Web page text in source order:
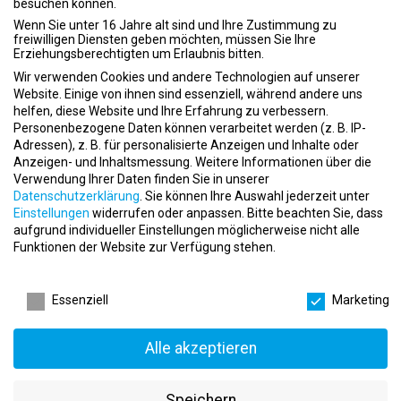
Komplette Übernahme der Ausbildungsgebühren
Unterstützung bei Fahrt- und Übernachtungskosten zur
Berufsschule
35 Stunden pro Woche praktische Erfahrung im Studioalltag
Möglichkeit zur frühzeitigen Übernahme von Verantwortung
durch das Trainee Clubmanagement Programm
Attraktive Karriereperspektiven in einem expandierenden
Unternehmen
Flache Hierarchien und schnelle Entscheidungswege
Mitarbeiterrabatte bei zahlreichen Partnern
Regelmäßige Teamevents
Kostenloses Training in allen McFIT, Gold’s Gym und JOHN REED
Studios europaweit
Im Studio übernimmst Du abwechslungsreiche Tätigkeiten:
Durchführung von Group Workouts und Live-Kursen
Beratung zu Angeboten, Services und Produkten
besuchen können.
Wenn Sie unter 16 Jahre alt sind und Ihre Zustimmung zu
freiwilligen Diensten geben möchten, müssen Sie Ihre
Erziehungsberechtigten um Erlaubnis bitten.
Wir verwenden Cookies und andere Technologien auf unserer
Website. Einige von ihnen sind essenziell, während andere uns
helfen, diese Website und Ihre Erfahrung zu verbessern.
Personenbezogene Daten können verarbeitet werden (z. B. IP-
Adressen), z. B. für personalisierte Anzeigen und Inhalte oder
Anzeigen- und Inhaltsmessung. Weitere Informationen über die
Verwendung Ihrer Daten finden Sie in unserer
Datenschutzerklärung Sie können Ihre Auswahl jederzeit unter
Einstellungen widerrufen oder anpassen. Bitte beachten Sie, dass
aufgrund individueller Einstellungen möglicherweise nicht alle
Funktionen der Website zur Verfügung stehen.
Essenziell
Marketing
Alle akzeptieren